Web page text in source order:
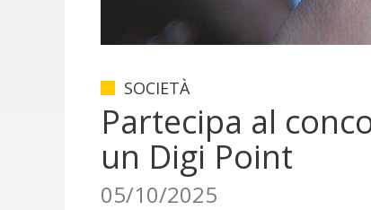
SOCIETÀ
Partecipa al
un Digi Point
05/10/2025